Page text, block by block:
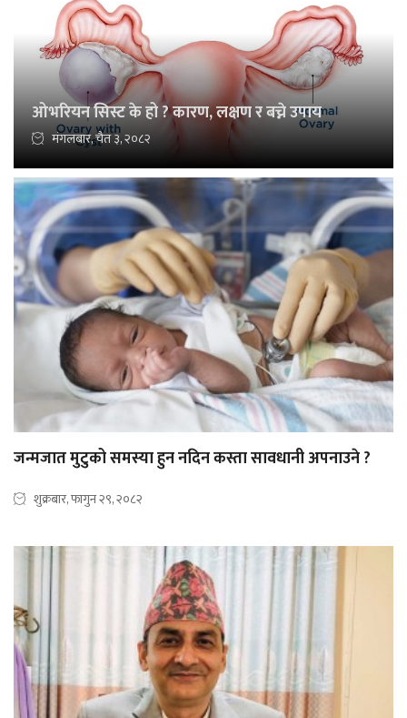
ओभरियन सिस्ट के हो ? कारण, लक्षण र बच्ने उपाय
मंगलबार, चैत ३, २०८२
जन्मजात मुटुको समस्या हुन नदिन कस्ता सावधानी अपनाउने ?
शुक्रबार, फागुन २९, २०८२